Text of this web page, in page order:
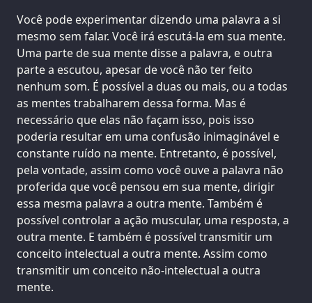
Você pode experimentar dizendo uma palavra a si
mesmo sem falar. Você irá escutá-la em sua mente.
Uma parte de sua mente disse a palavra, e outra
parte a escutou, apesar de você não ter feito
nenhum som. É possível a duas ou mais, ou a todas
as mentes trabalharem dessa forma. Mas é
necessário que elas não façam isso, pois isso
poderia resultar em uma confusão inimaginável e
constante ruído na mente. Entretanto, é possível,
pela vontade, assim como você ouve a palavra não
proferida que você pensou em sua mente, dirigir
essa mesma palavra a outra mente. Também é
possível controlar a ação muscular, uma resposta, a
outra mente. E também é possível transmitir um
conceito intelectual a outra mente. Assim como
transmitir um conceito não-intelectual a outra
mente.